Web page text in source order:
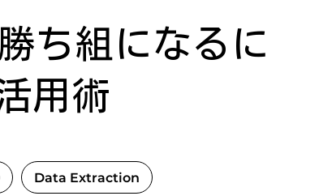
ち組になるに
用術
Data Extraction